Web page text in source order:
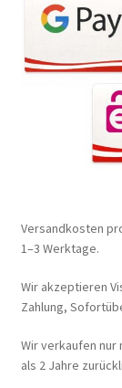
Versandkosten
1–3 Werktage.
Wir akzeptieren
Zahlung,
Wir verkaufen
als 2 Jahre